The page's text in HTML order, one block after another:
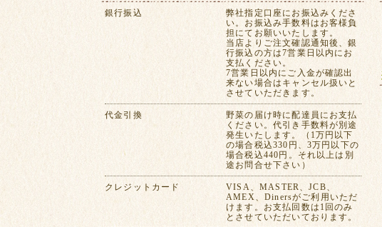
銀行振込
弊社指定口座にお振込みくださ
い。お振込み手数料はお客様負
担にてお願いいたします。
当店よりご注文確認通知後、銀
行振込の方は7営業日以内にお
支払ください。
7営業日以内にご入金が確認出
来ない場合はキャンセル扱いと
させていただきます。
代金引換
野菜の届け時に配達員にお支払
ください。代引き手数料が別途
発生いたします。（1万円以下
の場合税込330円、3万円以下の
場合税込440円。それ以上は別
途お問合せ下さい）
クレジットカード
VISA、MASTER、JCB、
AMEX、Dinersがご利用いただ
けます。お支払回数は1回のみ
とさせていただいております。